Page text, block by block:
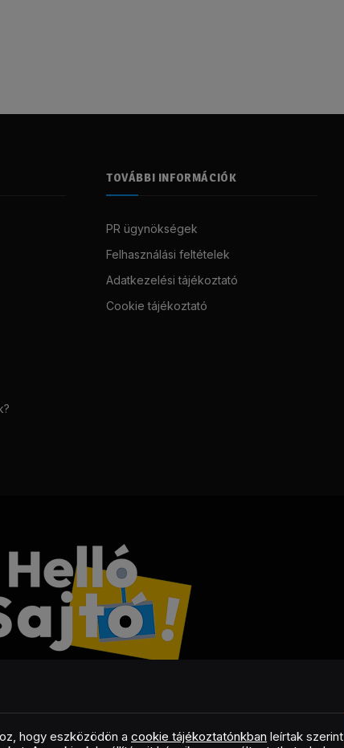
TOVÁBBI INFORMÁCIÓK
PR ügynökségek
Felhasználási feltételek
Adatkezelési tájékoztató
Cookie tájékoztató
FacebookLinkedInX
RSS
hogy eszközödön acookie tájékoztatónkban leírtak szerint